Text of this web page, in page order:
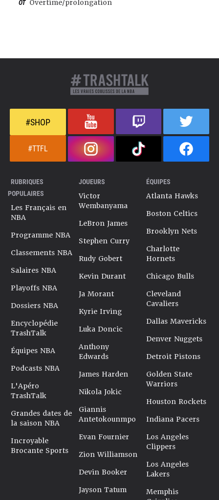
OT Overtime/prolongation
#SHOP
#TTFL
RUBRIQUES
POPULAIRES
Les Français en
NBA
Programme NBA
Classements NBA
Salaires NBA
Playoffs NBA
Dossiers NBA
Encyclopédie
TrashTalk
Équipes NBA
Podcasts NBA
L'Apéro
TrashTalk
Grandes dates de
la saison NBA
Incroyable
Brocante Sports
JOUEURS
Victor
Wembanyama
LeBron James
Stephen Curry
Rudy Gobert
Kevin Durant
Ja Morant
Kyrie Irving
Luka Doncic
Anthony
Edwards
James Harden
Nikola Jokic
Giannis
Antetokounmpo
Evan Fournier
Zion Williamson
Devin Booker
Jayson Tatum
ÉQUIPES
Atlanta Hawks
Boston Celtics
Brooklyn Nets
Charlotte
Hornets
Chicago Bulls
Cleveland
Cavaliers
Dallas Mavericks
Denver Nuggets
Detroit Pistons
Golden State
Warriors
Houston Rockets
Indiana Pacers
Los Angeles
Clippers
Los Angeles
Lakers
Memphis